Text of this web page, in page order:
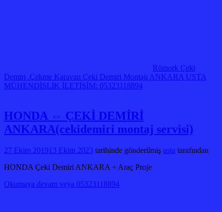
Römork Çeki
Demiri .Çekme Karavan Çeki Demiri Montajı ANKARA USTA
MÜHENDİSLİK İLETİŞİM: 05323118894
HONDA ⇔ ÇEKİ DEMİRİ
ANKARA(cekidemiri montaj servisi)
27 Ekim 201913 Ekim 2023 tarihinde gönderilmiş usta tarafından
HONDA Çeki Demiri ANKARA + Araç Proje
Okumaya devam veya 05323118894